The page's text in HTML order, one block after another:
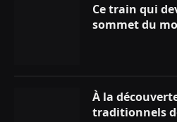
Ce train qui
sommet du
À la
traditionnels